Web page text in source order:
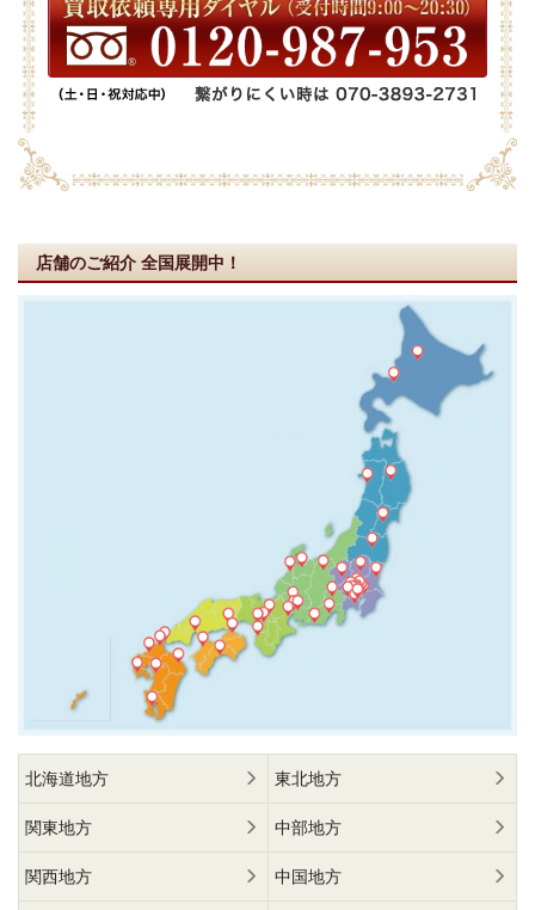
店舗のご紹介 全国展開中！
北海道地方 東北地方
関東地方 中部地方
関西地方 中国地方